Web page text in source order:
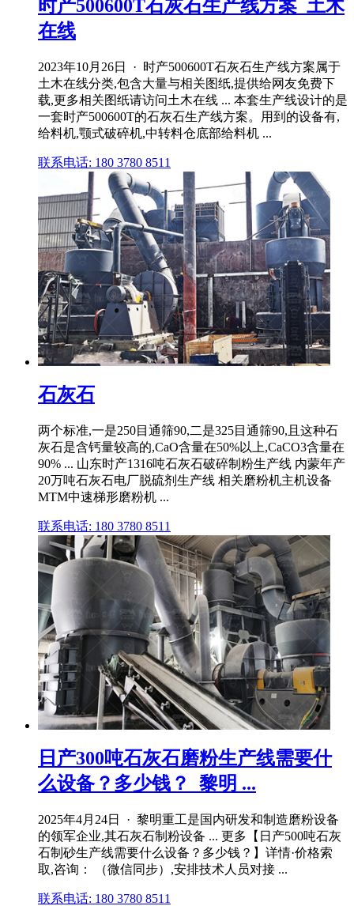
时产500600T石灰石生产线方案_土木
在线
2023年10月26日 · 时产500600T石灰石生产线方案属于
土木在线分类,包含大量与相关图纸,提供给网友免费下
载,更多相关图纸请访问土木在线 ... 本套生产线设计的是
一套时产500600T的石灰石生产线方案。用到的设备有,
给料机,颚式破碎机,中转料仓底部给料机 ...
联系电话: 180 3780 8511
石灰石
两个标准,一是250目通筛90,二是325目通筛90,且这种石
灰石是含钙量较高的,CaO含量在50%以上,CaCO3含量在
90% ... 山东时产1316吨石灰石破碎制粉生产线 内蒙年产
20万吨石灰石电厂脱硫剂生产线 相关磨粉机主机设备
MTM中速梯形磨粉机 ...
联系电话: 180 3780 8511
日产300吨石灰石磨粉生产线需要什
么设备？多少钱？_黎明 ...
2025年4月24日 · 黎明重工是国内研发和制造磨粉设备
的领军企业,其石灰石制粉设备 ... 更多【日产500吨石灰
石制砂生产线需要什么设备？多少钱？】详情·价格索
取,咨询： （微信同步）,安排技术人员对接 ...
联系电话: 180 3780 8511